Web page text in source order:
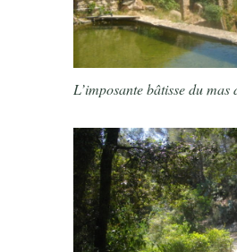
L’imposante bâtisse du mas